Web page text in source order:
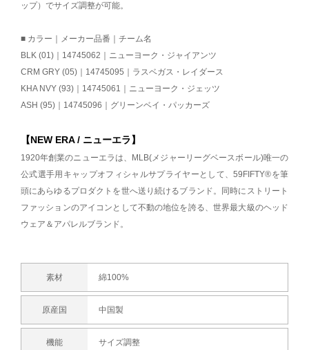
ップ）でサイズ調整が可能。
■ カラー｜メーカー品番｜チーム名
BLK (01)｜14745062｜ニューヨーク・ジャイアンツ
CRM GRY (05)｜14745095｜ラスベガス・レイダース
KHA NVY (93)｜14745061｜ニューヨーク・ジェッツ
ASH (95)｜14745096｜グリーンベイ・パッカーズ
【NEW ERA / ニューエラ】
1920年創業のニューエラは、MLB(メジャーリーグベースボール)唯一の
公式選手用キャップオフィシャルサプライヤーとして、59FIFTY®を筆
頭にあらゆるプロダクトを世へ送り続けるブランド。同時にストリート
ファッションのアイコンとして不動の地位を誇る、世界最大級のヘッド
ウェア＆アパレルブランド。
素材 綿100%
原産国 中国製
機能 サイズ調整